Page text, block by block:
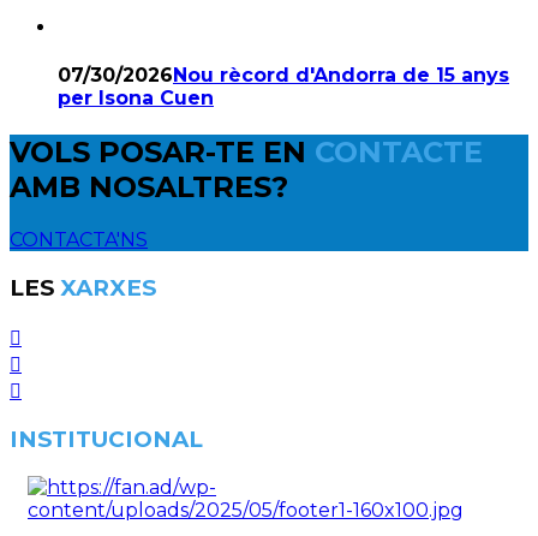
07/30/2026Nou rècord d'Andorra de 15 anys
per Isona Cuen
VOLS POSAR-TE EN CONTACTE
AMB NOSALTRES?
CONTACTA'NS
LES XARXES
INSTITUCIONAL